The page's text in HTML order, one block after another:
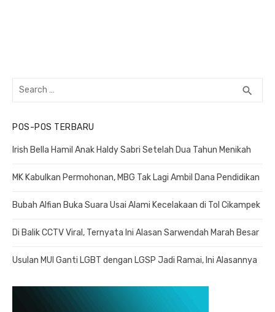
Search
search
POS-POS TERBARU
Irish Bella Hamil Anak Haldy Sabri Setelah Dua Tahun Menikah
MK Kabulkan Permohonan, MBG Tak Lagi Ambil Dana Pendidikan
Bubah Alfian Buka Suara Usai Alami Kecelakaan di Tol Cikampek
Di Balik CCTV Viral, Ternyata Ini Alasan Sarwendah Marah Besar
Usulan MUI Ganti LGBT dengan LGSP Jadi Ramai, Ini Alasannya